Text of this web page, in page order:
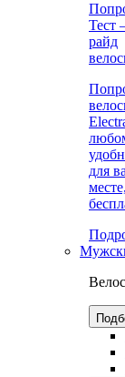
Тест
райд
для